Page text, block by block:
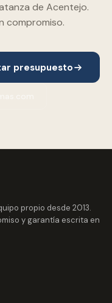
de Acentejo.
compromiso.
presupuesto
propio desde 2013.
y garantía escrita en